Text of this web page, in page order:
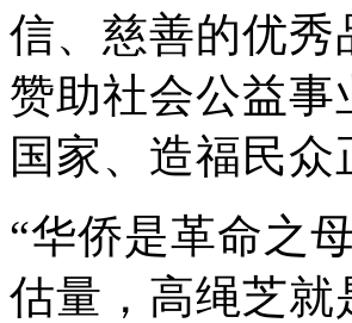
信、慈善的优
赞助社会公益
国家、造福民
“华侨是革命之
估量，高绳芝